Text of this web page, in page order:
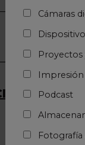
DE LA
Cámaras
Proyectos
Podcast
Fotografía